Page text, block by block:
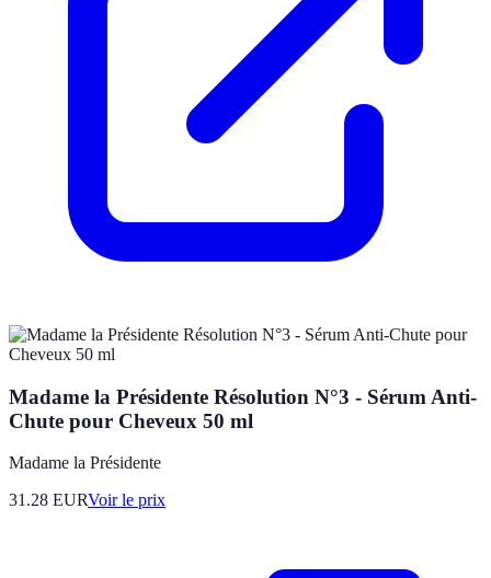
Madame la Présidente Résolution N°3 - Sérum Anti-
Chute pour Cheveux 50 ml
Madame la Présidente
31.28 EURVoir le prix